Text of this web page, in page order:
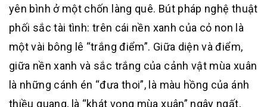
yên bình ở một chốn làng quê. Bút pháp nghệ thuật
phối sắc tài tình: trên cái nền xanh của cỏ non là
một vài bông lê “trắng điểm”. Giữa diện và điểm,
giữa nền xanh và sắc trắng của cảnh vật mùa xuân
là những cánh én “đưa thoi”, là màu hồng của ánh
thiều quang, là “khát vọng mùa xuân” ngây ngất,